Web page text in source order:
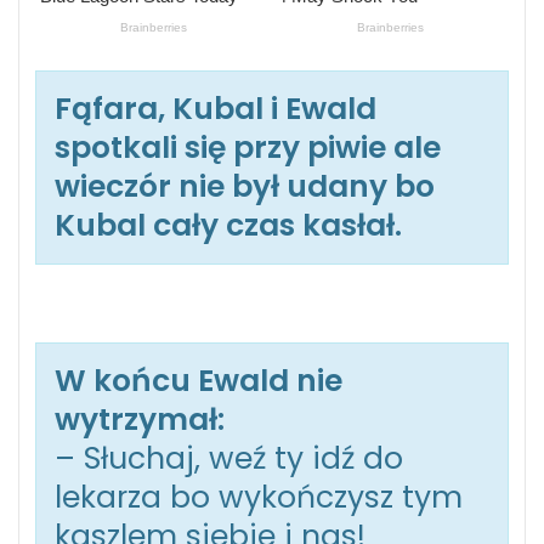
Fąfara, Kubal i Ewald
spotkali się przy piwie ale
wieczór nie był udany bo
Kubal cały czas kasłał.
W końcu Ewald nie
wytrzymał:
– Słuchaj, weź ty idź do
lekarza bo wykończysz tym